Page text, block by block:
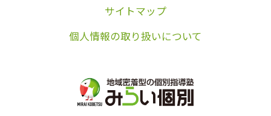
サイトマップ
個人情報の取り扱いについて